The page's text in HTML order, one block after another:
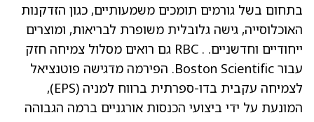
בתחום בשל גורמים תומכים משמעותיים, כגון הזדקנות
האוכלוסייה, גישה גלובלית משופרת לבריאות, ומוצרים
ייחודיים וחדשניים. . RBC גם רואים מסלול צמיחה חזק
עבור Boston Scientific. הפירמה מדגישה פוטנציאל
לצמיחה עקבית בדו-ספרתית ברווח למניה (EPS),
המונעת על ידי ביצועי הכנסות אורגניים ברמה הגבוהה